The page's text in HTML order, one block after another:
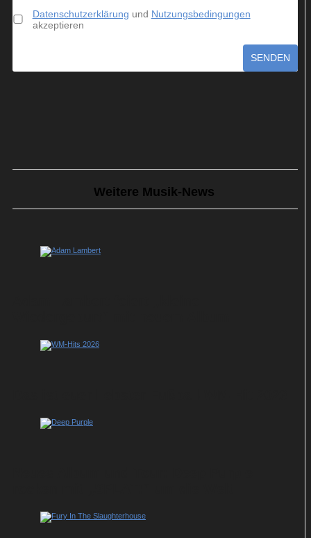
Datenschutzerklärung und Nutzungsbedingungen
akzeptieren
SENDEN
Weitere Musik-News